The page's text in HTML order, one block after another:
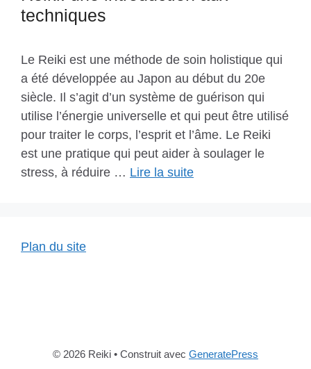
techniques
Le Reiki est une méthode de soin holistique qui
a été développée au Japon au début du 20e
siècle. Il s’agit d’un système de guérison qui
utilise l’énergie universelle et qui peut être utilisé
pour traiter le corps, l’esprit et l’âme. Le Reiki
est une pratique qui peut aider à soulager le
stress, à réduire … Lire la suite
Plan du site
© 2026 Reiki • Construit avec GeneratePress